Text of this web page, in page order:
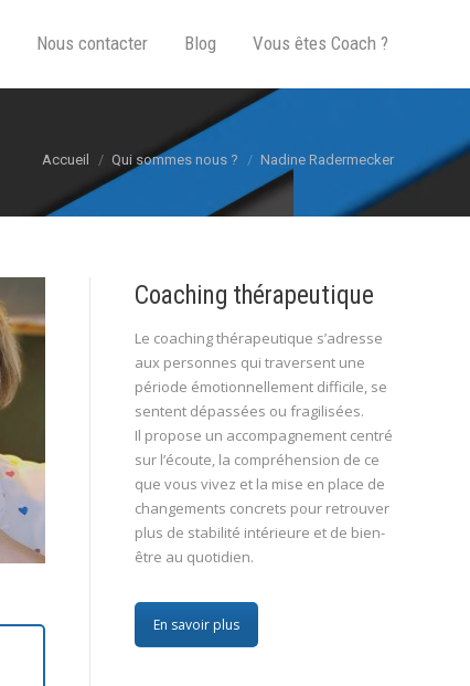
Nous contacter Blog Vous êtes Coach ?
Vous êtes ici :
Accueil Qui sommes nous ? Nadine Radermecker
Coaching thérapeutique
Le coaching thérapeutique s’adresse
aux personnes qui traversent une
période émotionnellement difficile, se
sentent dépassées ou fragilisées.
Il propose un accompagnement centré
sur l’écoute, la compréhension de ce
que vous vivez et la mise en place de
changements concrets pour retrouver
plus de stabilité intérieure et de bien-
être au quotidien.
En savoir plus